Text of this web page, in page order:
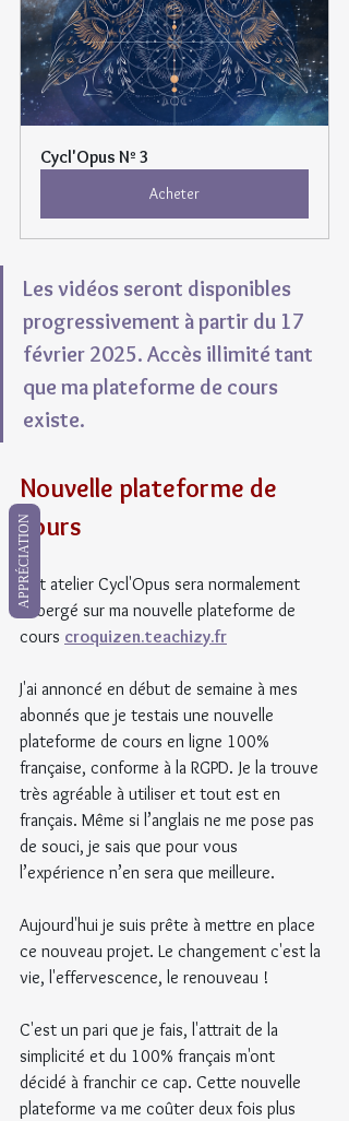
Cycl'Opus Nº 3
Acheter
Les vidéos seront disponibles
progressivement à partir du 17
février 2025. Accès illimité tant
que ma plateforme de cours
existe.
Nouvelle plateforme de
cours
Cet atelier Cycl'Opus sera normalement
hébergé sur ma nouvelle plateforme de
cours croquizen.teachizy.fr
J'ai annoncé en début de semaine à mes
abonnés que je testais une nouvelle
plateforme de cours en ligne 100%
française, conforme à la RGPD. Je la trouve
très agréable à utiliser et tout est en
français. Même si l’anglais ne me pose pas
de souci, je sais que pour vous
l’expérience n’en sera que meilleure.
Aujourd'hui je suis prête à mettre en place
ce nouveau projet. Le changement c'est la
vie, l'effervescence, le renouveau !
C'est un pari que je fais, l'attrait de la
simplicité et du 100% français m'ont
décidé à franchir ce cap. Cette nouvelle
plateforme va me coûter deux fois plus
APPRÉCIATION